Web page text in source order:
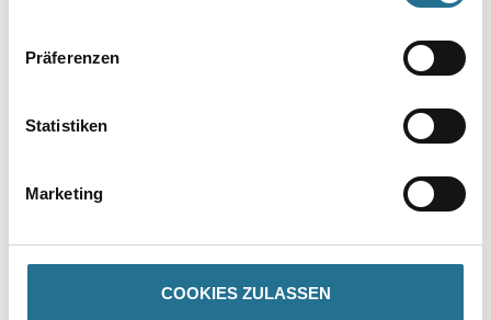
Präferenzen
Statistiken
Marketing
COOKIES ZULASSEN
PRODUKTEIGENSCHAFTEN